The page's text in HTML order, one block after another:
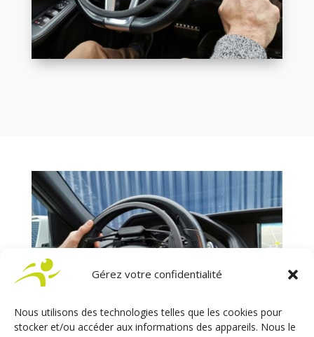
Gérez votre confidentialité
Nous utilisons des technologies telles que les cookies pour
stocker et/ou accéder aux informations des appareils. Nous le